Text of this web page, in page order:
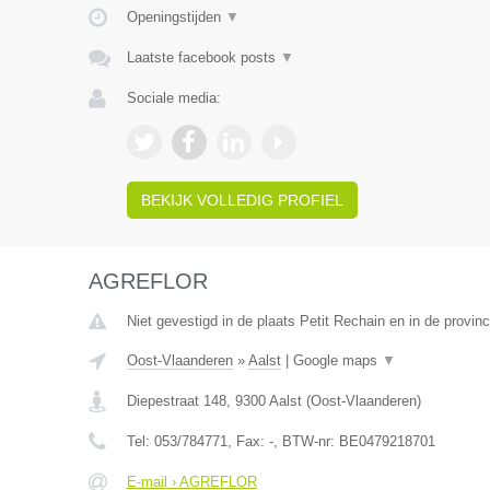
Openingstijden ▼
Laatste facebook posts ▼
Sociale media:
BEKIJK VOLLEDIG PROFIEL
AGREFLOR
Niet gevestigd in de plaats Petit Rechain en in de
Oost-Vlaanderen» Aalst| Google maps ▼
Diepestraat 148, 9300 Aalst(Oost-Vlaanderen)
Tel: 053/784771, Fax: -, BTW-nr: BE0479218701
E-mail › AGREFLOR